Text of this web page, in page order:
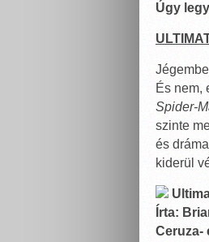
Úgy
És nem,
Spider-
szinte
és
kiderül
Írta:
Ceruza-